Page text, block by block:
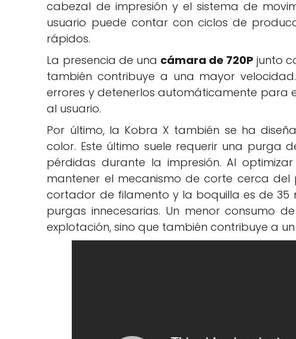
cabezal de impresión y el sistema de
usuario puede contar con ciclos de
rápidos.
La presencia de una cámara de 720P junto
también contribuye a una mayor
errores y detenerlos automáticamente para
al usuario.
Por último, la Kobra X también se ha
color. Este último suele requerir una purga
pérdidas durante la impresión. Al
mantener el mecanismo de corte cerca
cortador de filamento y la boquilla es de 35
purgas innecesarias. Un menor consumo
explotación, sino que también contribuye a